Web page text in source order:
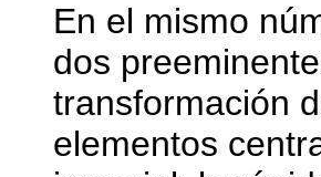
En el mismo
dos
transformación
elementos